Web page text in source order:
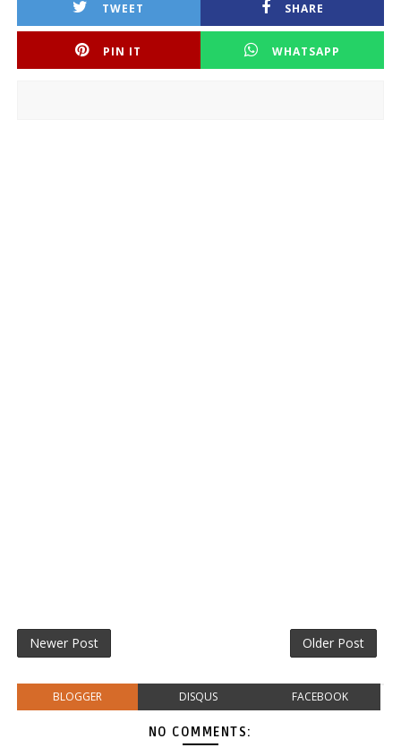
TWEET SHARE
PIN IT WHATSAPP
Newer Post Older Post
BLOGGER DISQUS FACEBOOK
NO COMMENTS: